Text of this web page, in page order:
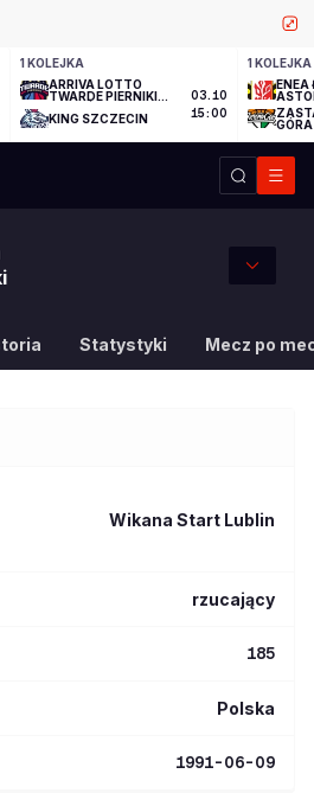
1 KOLEJKA
ARRIVA LOTTO
TWARDE PIERNIKI
KING SZCZECIN
03.10
15:00
1 KOLEJKA
ENEA
GÓRA
Statystyki Mecz po
Wikana Start Lublin
rzucający
185
Polska
1991-06-09